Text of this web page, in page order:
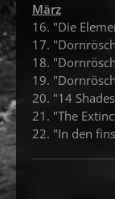
März
16. "Die
17.
18.
19.
20. "14
21. "The
22. "In den